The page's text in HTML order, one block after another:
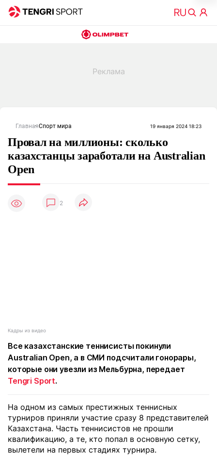
ГлавнаяСпорт мира 19 января 2024 18:23
Провал на миллионы: сколько
казахстанцы заработали на Australian
Open
2
Кадры из видео
Все казахстанские теннисисты покинули
Australian Open, а в СМИ подсчитали гонорары,
которые они увезли из Мельбурна, передает
Tengri Sport.
На одном из самых престижных теннисных
турниров приняли участие сразу 8 представителей
Казахстана. Часть теннисистов не прошли
квалификацию, а те, кто попал в основную сетку,
вылетели на первых стадиях турнира.